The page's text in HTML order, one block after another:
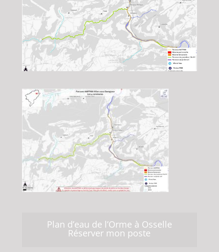
Plan d’eau de l’Orme à Osselle
Réserver mon poste